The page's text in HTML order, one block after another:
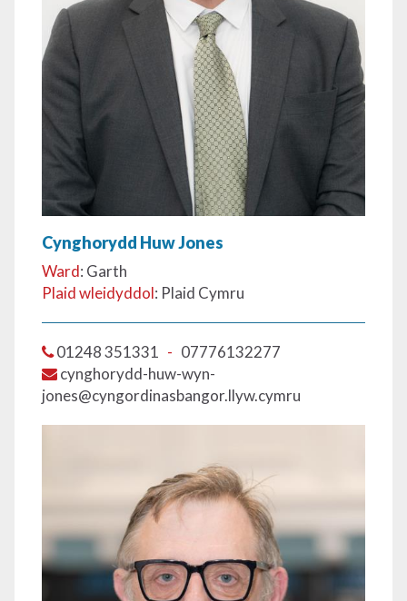
Cynghorydd Huw Jones
Ward: Garth
Plaid wleidyddol: Plaid Cymru
01248 351331 - 07776132277
cynghorydd-huw-wyn-
jones@cyngordinasbangor.llyw.cymru